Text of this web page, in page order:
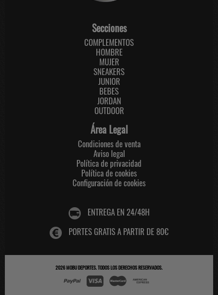
Secciones
COMPLEMENTOS
HOMBRE
MUJER
SNEAKERS
JUNIOR
BEBES
JORDAN
OUTDOOR
Área Legal
Condiciones de venta
Aviso legal
Política de privacidad
Política de cookies
Configuración de cookies
ENTREGA EN 24/48H
PORTES GRATIS A PARTIR DE 80€
2026MOBU DEPORTES. TODOS LOS DERECHOS RESERVADOS.